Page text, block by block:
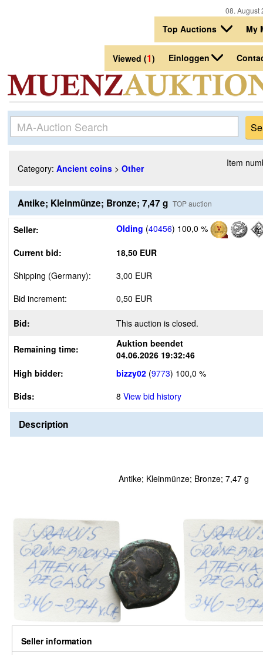
08.
Top Auctions My
Viewed (1) Einloggen
Category: Ancient coins > Other Item
Antike; Kleinmünze; Bronze; 7,47 g TOP auction
Seller: Olding (40456) 100,0 %
Current bid:
18,50 EUR
Shipping (Germany):
3,00 EUR
Bid increment:
0,50 EUR
Bid: This auction is closed.
Remaining time:
Auktion beendet
04.06.2026 19:32:46
High bidder:
bizzy02 (9773) 100,0 %
Bids:
8 View bid history
Description
Antike; Kleinmünze; Bronze; 7,47 g
Seller information